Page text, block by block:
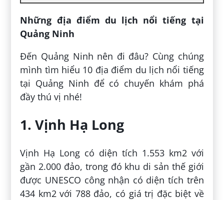
Những địa điểm du lịch nổi tiếng tại
Quảng Ninh
Đến Quảng Ninh nên đi đâu? Cùng chúng
mình tìm hiểu 10 địa điểm du lịch nổi tiếng
tại Quảng Ninh để có chuyến khám phá
đầy thú vị nhé!
1. Vịnh Hạ Long
Vịnh Hạ Long có diện tích 1.553 km2 với
gần 2.000 đảo, trong đó khu di sản thế giới
được UNESCO công nhận có diện tích trên
434 km2 với 788 đảo, có giá trị đặc biệt về